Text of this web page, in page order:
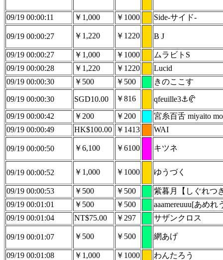
09/19 00:00:11 ￥1,000 ￥1000 Side-サイド-
09/19 00:00:27 ￥1,220 ￥1220 B J
09/19 00:00:27 ￥1,000 ￥1000
ムラビトS
09/19 00:00:28
￥1,220 ￥1220
Lucid
09/19 00:00:30
￥500 ￥500 きのここす
09/19 00:00:30 SGD10.00 ￥816
qfeuille3⚓🥐
09/19 00:00:42
￥200 ￥200
宮糸百舌 miyaito
09/19 00:00:49
HK$100.00 ￥1413 WAI
09/19 00:00:50 ￥6,100 ￥6100 キツネ
09/19 00:00:52 ￥1,000 ￥1000 ゆうづく
09/19 00:00:53 ￥500 ￥500
紫暮月【しぐれつ
09/19 00:01:01
￥500 ￥500
aaamereuuu[あめれ
09/19 00:01:04
NT$75.00 ￥297 サザンクロス
09/19 00:01:07 ￥500 ￥500 網あげ
09/19 00:01:08 ￥1,000 ￥1000
わんたろう